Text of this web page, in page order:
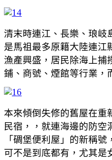
清末時連江、長樂、琅岐
是馬祖最多原籍大陸連江
漁產興盛，居民除海上捕
鋪、商號、煙館等行業，
本來傾倒失修的舊屋在重
民宿，，就連海邊的防空
「碉堡便利屋」的新稱號
可不是到底都有，尤其是